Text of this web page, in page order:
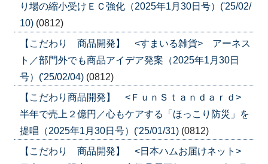
り場の縮小受けＥＣ強化（2025年1月30日号）('25/02/
10) (0812)
【こだわり 商品開発】 <すまいる雑貨> アーネス
ト／部門外でも商品アイデア発案（2025年1月30日
号）('25/02/04) (0812)
【こだわり商品開発】 <ＦｕｎＳｔａｎｄａｒｄ>
半年で売上２億円／心もケアする「ほっこり防災」を
提唱（2025年1月30日号）('25/01/31) (0812)
【こだわり 商品開発】 <日本ハムお届けネット>